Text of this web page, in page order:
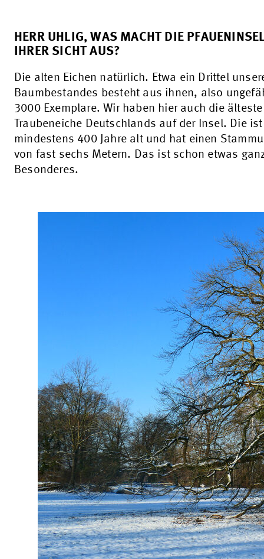
HERR UHLIG, WAS MACHT DIE
IHRER SICHT AUS?
Die alten Eichen natürlich. Etwa ein Drittel
Baumbestandes besteht aus ihnen, also
3000 Exemplare. Wir haben hier auch die älteste
Traubeneiche Deutschlands auf der Insel. Die ist
mindestens 400 Jahre alt und hat einen
von fast sechs Metern. Das ist schon etwas
Besonderes.